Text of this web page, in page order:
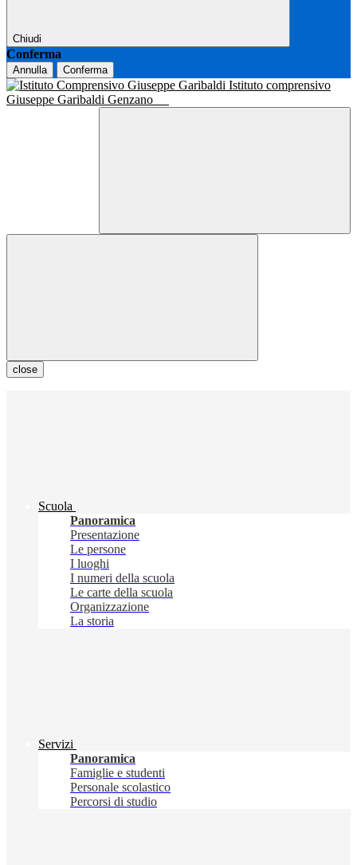
Chiudi
Conferma
Annulla Conferma
Istituto comprensivo
Giuseppe Garibaldi Genzano
close
Scuola
Panoramica
Presentazione
Le persone
I luoghi
I numeri della scuola
Le carte della scuola
Organizzazione
La storia
Servizi
Panoramica
Famiglie e studenti
Personale scolastico
Percorsi di studio